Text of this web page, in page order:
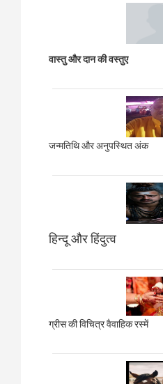
वास्तु और दान की वस्तुए
जन्मतिथि और अनुपस्थित अंक
हिन्दू और हिंदुत्व
ग्रीस की विचित्र वैवाहिक रस्में